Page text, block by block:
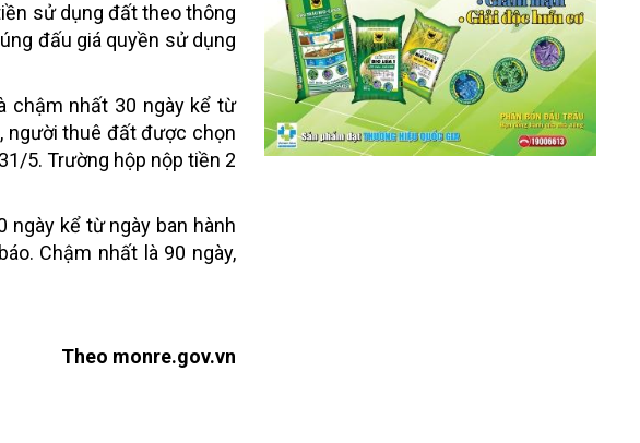
sử dụng đất theo thông
đấu giá quyền sử dụng
chậm nhất 30 ngày kể từ
người thuê đất được chọn
5. Trường hộp nộp tiền 2
kể từ ngày ban hành
Chậm nhất là 90 ngày,
Theo monre.gov.vn